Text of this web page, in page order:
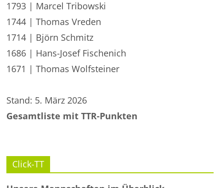
1793 | Marcel Tribowski
1744 | Thomas Vreden
1714 | Björn Schmitz
1686 | Hans-Josef Fischenich
1671 | Thomas Wolfsteiner
Stand: 5. März 2026
Gesamtliste mit TTR-Punkten
Click-TT